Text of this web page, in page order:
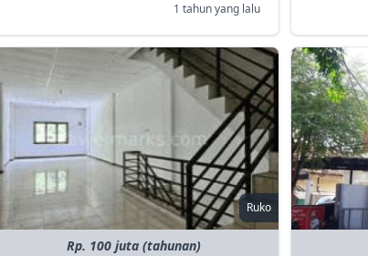
1 tahun yang lalu
Ruko
Rp. 100 juta (tahunan)